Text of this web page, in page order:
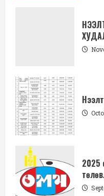
2025